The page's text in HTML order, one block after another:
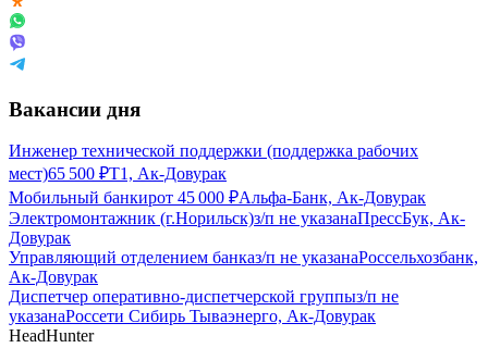
Вакансии дня
Инженер технической поддержки (поддержка рабочих
мест)65 500 ₽Т1, Ак-Довурак
Мобильный банкирот 45 000 ₽Альфа-Банк, Ак-Довурак
Электромонтажник (г.Норильск)з/п не указанаПрессБук, Ак-
Довурак
Управляющий отделением банказ/п не указанаРоссельхозбанк,
Ак-Довурак
Диспетчер оперативно-диспетчерской группыз/п не
указанаРоссети Сибирь Тываэнерго, Ак-Довурак
HeadHunter